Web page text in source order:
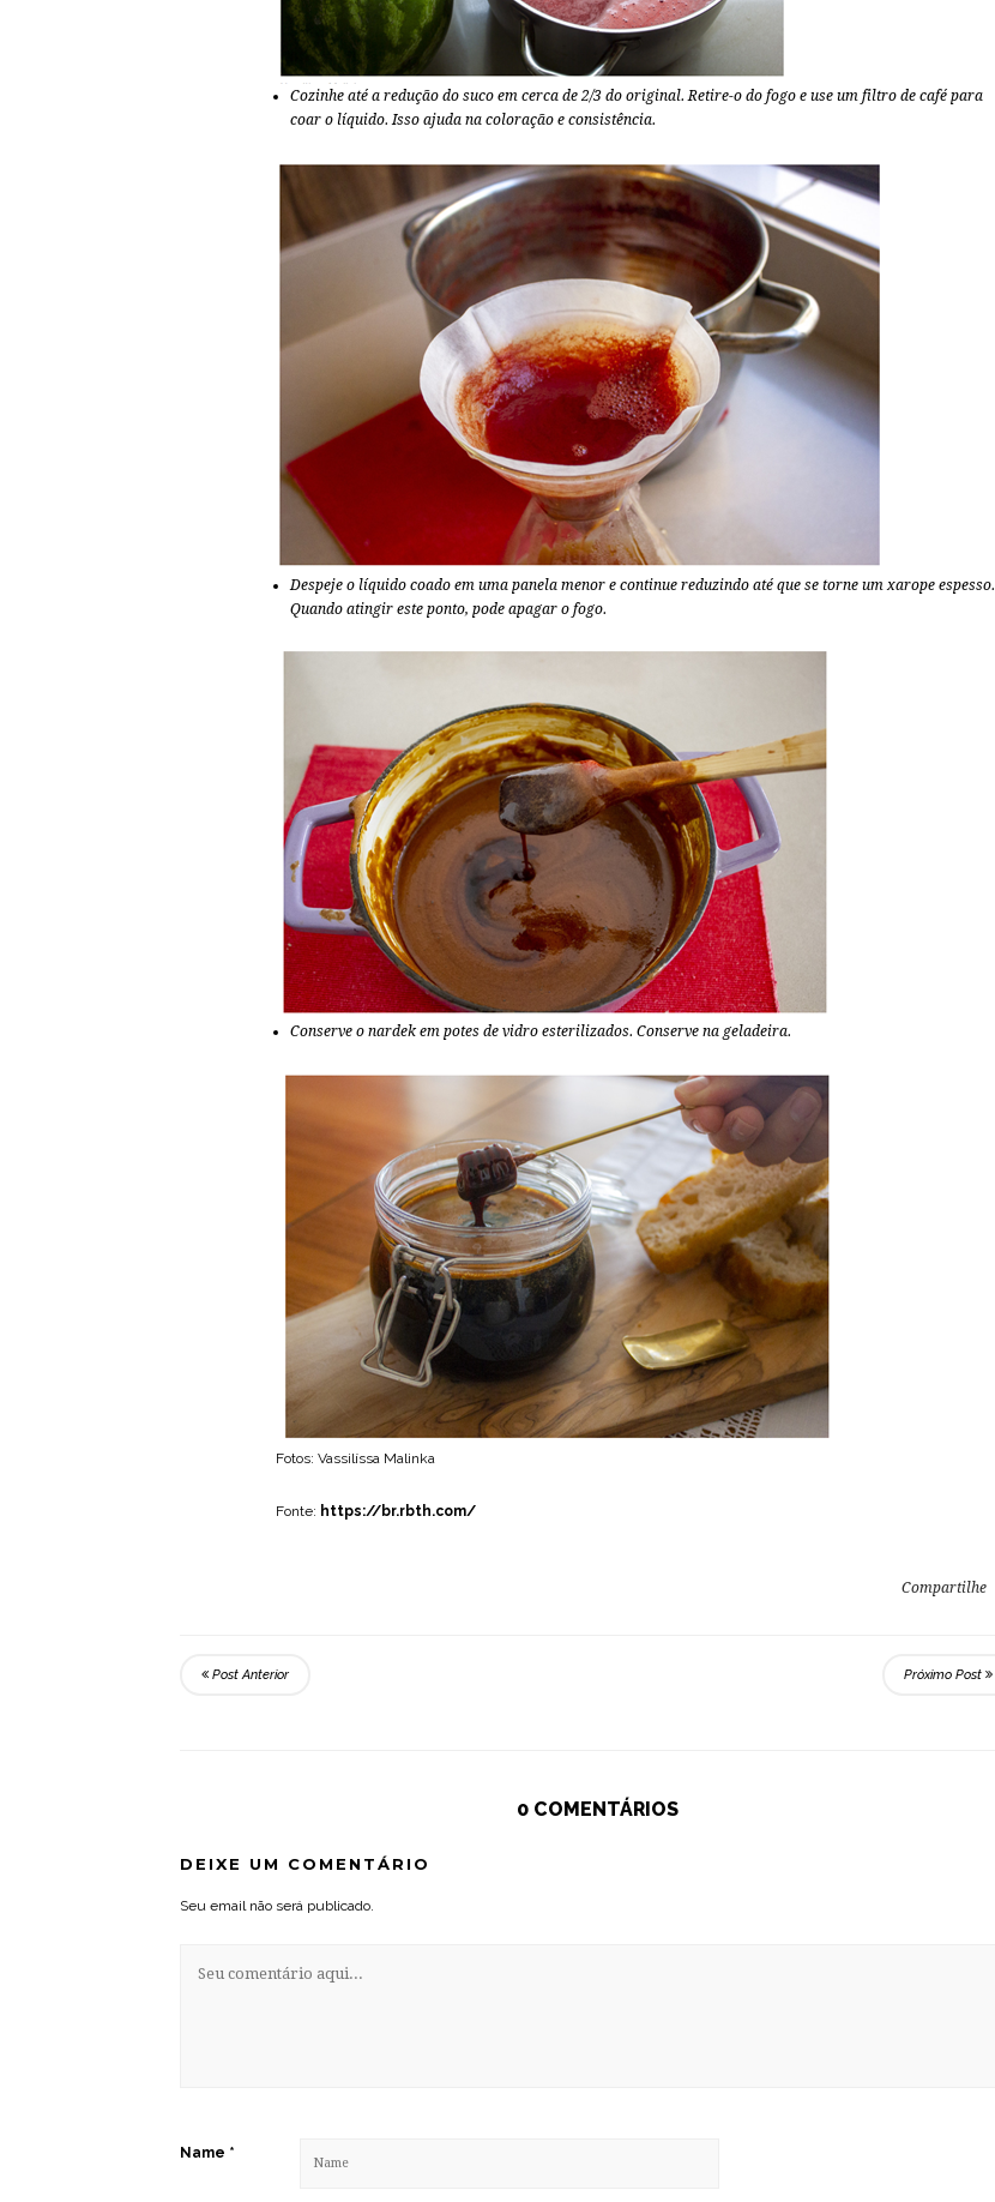
Cozinhe até a redução do suco em cerca de 2/3 do original. Retire-o do fogo e use um filtro de café para
coar o líquido. Isso ajuda na coloração e consistência.
Despeje o líquido coado em uma panela menor e continue reduzindo até que se torne um xarope espesso.
Quando atingir este ponto, pode apagar o fogo.
Conserve o nardek em potes de vidro esterilizados. Conserve na geladeira.
Fotos: Vassilíssa Malinka
Fonte: https://br.rbth.com/
Compartilhe
Post Anterior Próximo Post
0 COMENTÁRIOS
DEIXE UM COMENTÁRIO
Seu email não será publicado.
Name *